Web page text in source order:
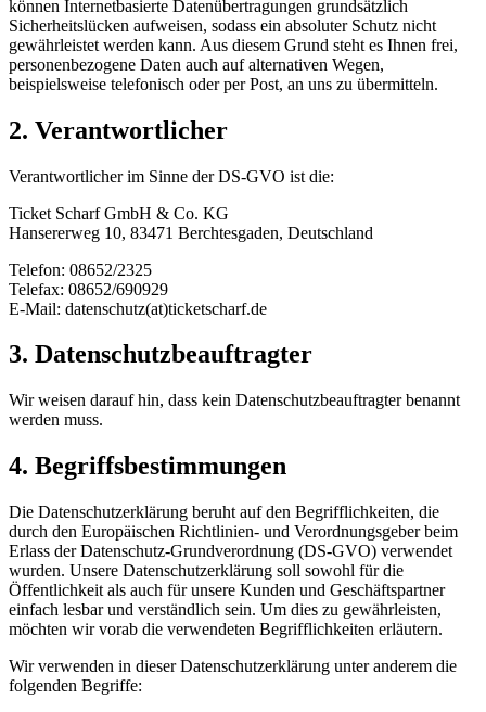
können Internetbasierte Datenübertragungen grundsätzlich
Sicherheitslücken aufweisen, sodass ein absoluter Schutz nicht
gewährleistet werden kann. Aus diesem Grund steht es Ihnen frei,
personenbezogene Daten auch auf alternativen Wegen,
beispielsweise telefonisch oder per Post, an uns zu übermitteln.
2. Verantwortlicher
Verantwortlicher im Sinne der DS-GVO ist die:
Ticket Scharf GmbH & Co. KG
Hansererweg 10, 83471 Berchtesgaden, Deutschland
Telefon: 08652/2325
Telefax: 08652/690929
E-Mail: datenschutz(at)ticketscharf.de
3. Datenschutzbeauftragter
Wir weisen darauf hin, dass kein Datenschutzbeauftragter benannt
werden muss.
4. Begriffsbestimmungen
Die Datenschutzerklärung beruht auf den Begrifflichkeiten, die
durch den Europäischen Richtlinien- und Verordnungsgeber beim
Erlass der Datenschutz-Grundverordnung (DS-GVO) verwendet
wurden. Unsere Datenschutzerklärung soll sowohl für die
Öffentlichkeit als auch für unsere Kunden und Geschäftspartner
einfach lesbar und verständlich sein. Um dies zu gewährleisten,
möchten wir vorab die verwendeten Begrifflichkeiten erläutern.
Wir verwenden in dieser Datenschutzerklärung unter anderem die
folgenden Begriffe: